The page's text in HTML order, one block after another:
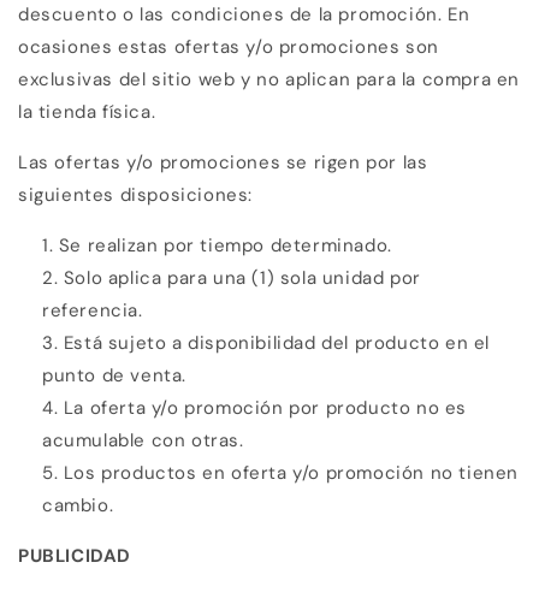
descuento o las condiciones de la promoción. En
ocasiones estas ofertas y/o promociones son
exclusivas del sitio web y no aplican para la compra en
la tienda física.
Las ofertas y/o promociones se rigen por las
siguientes disposiciones:
Se realizan por tiempo determinado.
Solo aplica para una (1) sola unidad por
referencia.
Está sujeto a disponibilidad del producto en el
punto de venta.
La oferta y/o promoción por producto no es
acumulable con otras.
Los productos en oferta y/o promoción no tienen
cambio.
PUBLICIDAD